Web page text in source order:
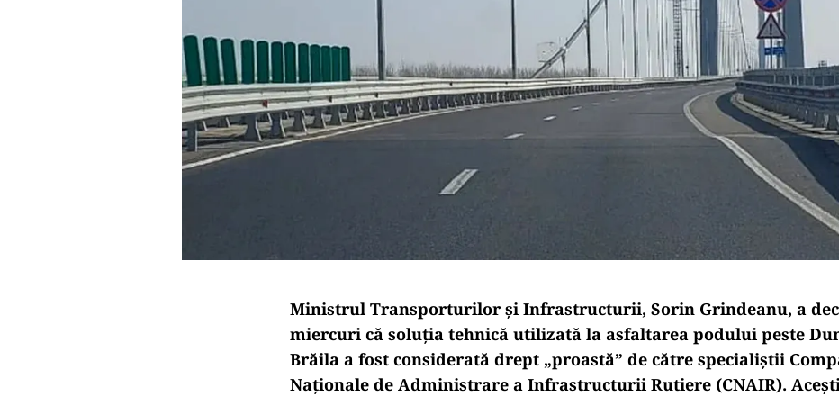
Ministrul Transporturilor şi Infrastructurii, Sorin Grindeanu, a
miercuri că soluția tehnică utilizată la asfaltarea podului peste
Brăila a fost considerată drept „proastă” de către specialiștii
Naționale de Administrare a Infrastructurii Rutiere (CNAIR).